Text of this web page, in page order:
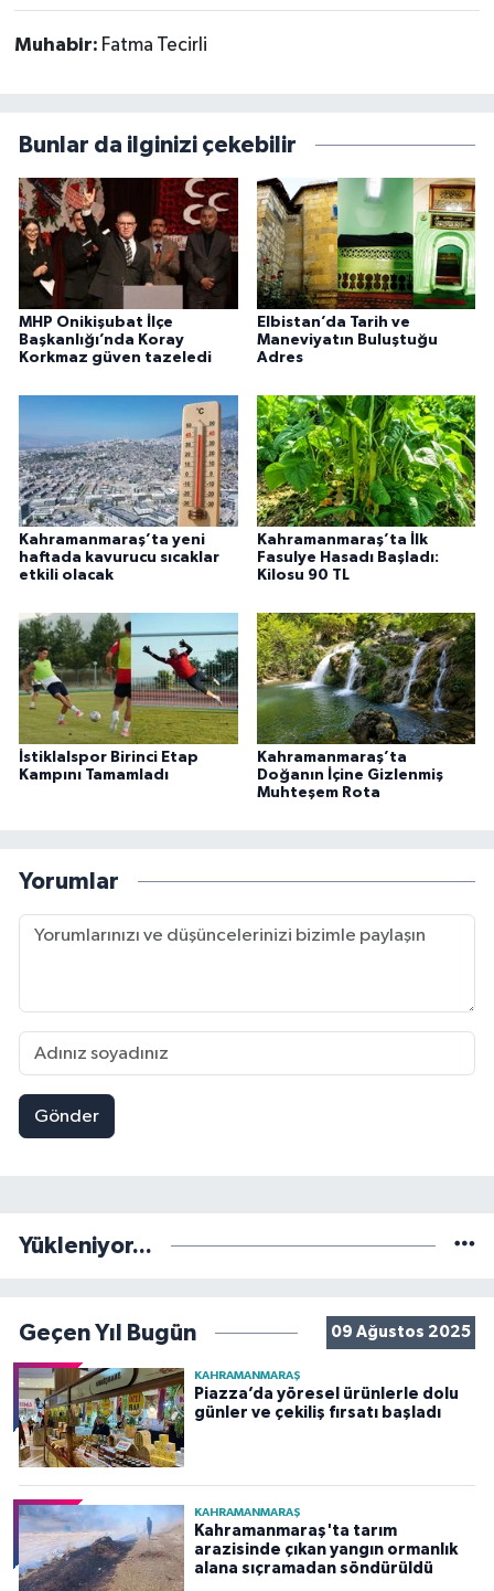
Muhabir: Fatma Tecirli
Bunlar da ilginizi çekebilir
MHP Onikişubat İlçe
Başkanlığı’nda Koray
Korkmaz güven tazeledi
Elbistan’da Tarih ve
Maneviyatın Buluştuğu
Adres
Kahramanmaraş’ta yeni
haftada kavurucu sıcaklar
etkili olacak
Kahramanmaraş’ta İlk
Fasulye Hasadı Başladı:
Kilosu 90 TL
İstiklalspor Birinci Etap
Kampını Tamamladı
Kahramanmaraş’ta
Doğanın İçine Gizlenmiş
Muhteşem Rota
Yorumlar
Gönder
Yükleniyor...
Geçen Yıl Bugün 09 Ağustos 2025
KAHRAMANMARAŞ
Piazza’da yöresel ürünlerle dolu
günler ve çekiliş fırsatı başladı
KAHRAMANMARAŞ
Kahramanmaraş'ta tarım
arazisinde çıkan yangın ormanlık
alana sıçramadan söndürüldü